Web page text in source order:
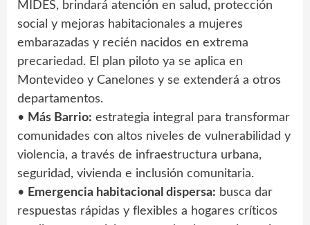
MIDES, brindará atención en salud, protección
social y mejoras habitacionales a mujeres
embarazadas y recién nacidos en extrema
precariedad. El plan piloto ya se aplica en
Montevideo y Canelones y se extenderá a otros
departamentos.
• Más Barrio: estrategia integral para transformar
comunidades con altos niveles de vulnerabilidad y
violencia, a través de infraestructura urbana,
seguridad, vivienda e inclusión comunitaria.
• Emergencia habitacional dispersa: busca dar
respuestas rápidas y flexibles a hogares críticos